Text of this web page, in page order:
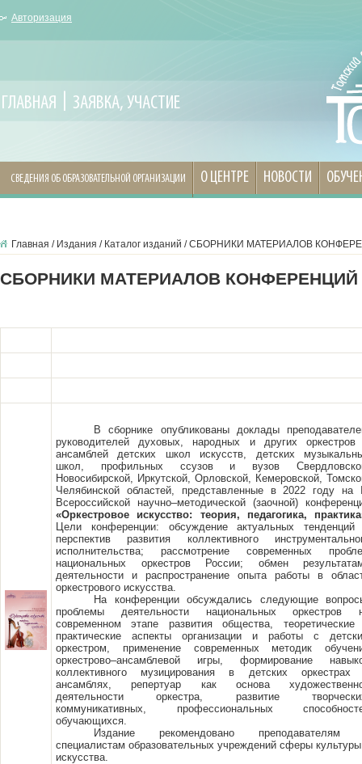
Авторизация
ГЛАВНАЯ ЗАЯВКА, УЧАСТИЕ
СВЕДЕНИЯ ОБ ОБРАЗОВАТЕЛЬНОЙ ОРГАНИЗАЦИИ О ЦЕНТРЕ НОВОСТИ
Главная / Издания / Каталог изданий /СБОРНИКИ МАТЕРИАЛОВ
СБОРНИКИ МАТЕРИАЛОВ КОНФЕРЕНЦИЙ
В сборнике опубликованы доклады
руководителей духовых, народных и других
ансамблей детских школ искусств, детских
школ, профильных ссузов и вузов
Новосибирской, Иркутской, Орловской, Кемеровской,
Челябинской областей, представленные в 2022 году на
Всероссийской научно–методической (заочной)
«Оркестровое искусство: теория, педагогика,
Цели конференции: обсуждение актуальных
перспектив развития коллективного
исполнительства; рассмотрение современных
национальных оркестров России; обмен
деятельности и распространение опыта работы в
оркестрового искусства.
На конференции обсуждались следующие
проблемы деятельности национальных оркестров
современном этапе развития общества,
практические аспекты организации и работы с
оркестром, применение современных методик
оркестрово–ансамблевой игры, формирование
коллективного музицирования в детских оркестрах
ансамблях, репертуар как основа
деятельности оркестра, развитие
коммуникативных, профессиональных
обучающихся.
Издание рекомендовано преподавателям
специалистам образовательных учреждений сферы
искусства.